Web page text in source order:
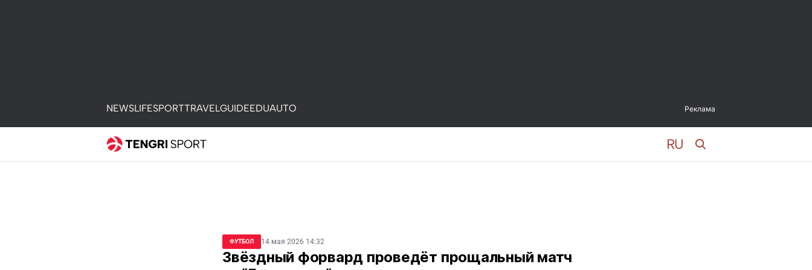
NEWSLIFESPORTTRAVELGUIDEEDUAUTO Реклама
ФУТБОЛ 14 мая 2026 14:32
Звёздный форвард проведёт прощальный матч